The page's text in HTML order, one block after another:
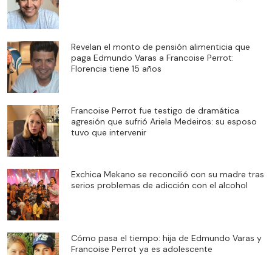
Revelan el monto de pensión alimenticia que
paga Edmundo Varas a Francoise Perrot:
Florencia tiene 15 años
Francoise Perrot fue testigo de dramática
agresión que sufrió Ariela Medeiros: su esposo
tuvo que intervenir
Exchica Mekano se reconcilió con su madre tras
serios problemas de adicción con el alcohol
Cómo pasa el tiempo: hija de Edmundo Varas y
Francoise Perrot ya es adolescente